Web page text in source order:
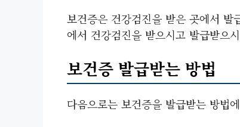
보건증은 건강검진을 받은 곳에서
에서 건강검진을 받으시고 발급받으
보건증 발급받는 방법
다음으로는 보건증을 발급받는 방법